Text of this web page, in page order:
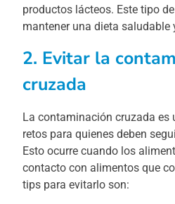
productos lácteos. Este tipo
mantener una dieta saludable
2. Evitar la
cruzada
La contaminación cruzada es
retos para quienes deben
Esto ocurre cuando los
contacto con alimentos que
tips para evitarlo son: